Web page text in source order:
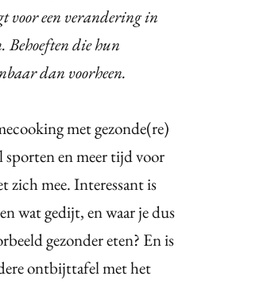
voor een verandering in
Behoeften die hun
dan voorheen.
met gezonde(re)
en meer tijd voor
zich mee. Interessant is
wat gedijt, en waar je dus
gezonder eten? En is
ontbijttafel met het